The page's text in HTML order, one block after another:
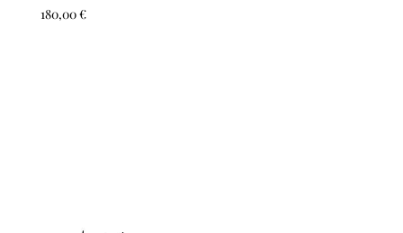
180,00€